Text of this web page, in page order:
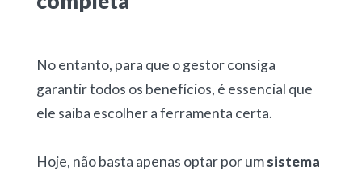
No entanto, para que o gestor consiga
garantir todos os benefícios, é essencial que
ele saiba escolher a ferramenta certa.
Hoje, não basta apenas optar por umsistema